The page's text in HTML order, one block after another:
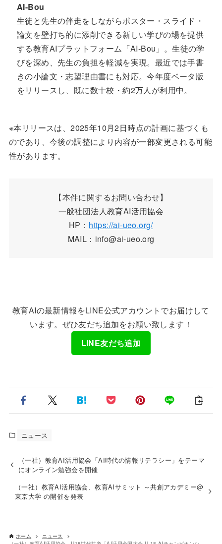
AI-Bou
生徒と先生の伴走をしながらポスター・スライド・
論文を壁打ち的に添削できる新しい学びの場を提供
する教育AIプラットフォーム「AI-Bou」。生徒の学
びを深め、先生の負担を軽減を実現。最近では手書
きの小論文・志望理由書にも対応。今年度ベータ版
をリリースし、既に数十校・約2万人が利用中。
※本リリースは、2025年10月2日時点の計画に基づくも
のであり、今後の調整により内容が一部変更される可能
性があります。
【本件に関するお問い合わせ】
一般社団法人教育AI活用協会
HP： https://ai-ueo.org/
MAIL：info@ai-ueo.org
教育AIの最新情報をLINE公式アカウントでお届けして
います。ぜひ友だち追加をお願い致します！
LINE友だち追加
ニュース
（一社）教育AI活用協会「AI時代の情報リテラシー」をテーマ
にオンライン勉強会を開催
（一社）教育AI活用協会、教育AIサミット ～共創アカデミー@
東京大学 の開催を発表
ホーム
ニュース